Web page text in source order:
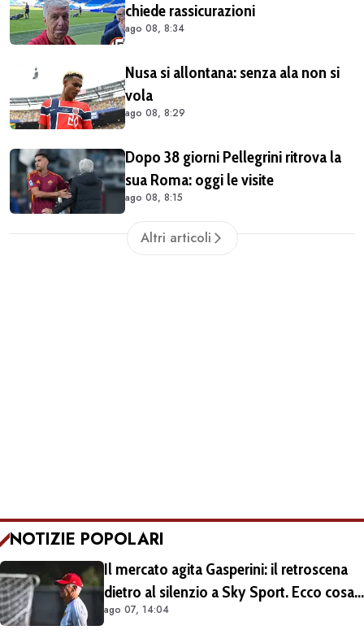
chiede rassicurazioni
ago 08, 8:34
Nusa si allontana: senza ala non si
vola
ago 08, 8:29
Dopo 38 giorni Pellegrini ritrova la
sua Roma: oggi le visite
ago 08, 8:15
Altri articoli
NOTIZIE POPOLARI
Il mercato agita Gasperini: il retroscena
dietro al silenzio a Sky Sport. Ecco cosa
è emerso dal meeting con la proprietà
ago 07, 14:04